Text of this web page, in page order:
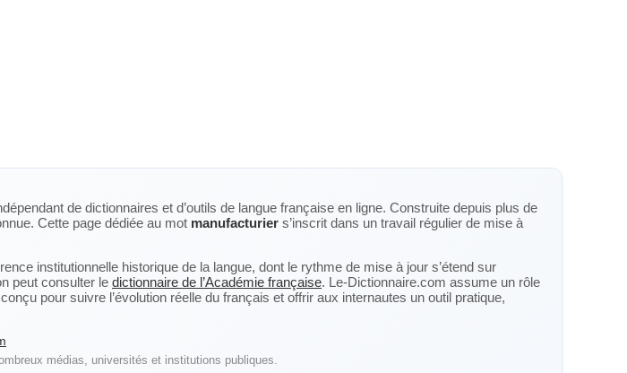
de dictionnaires et d’outils de langue française en ligne. Construite depuis plus de
Cette page dédiée au mot manufacturier s’inscrit dans un travail régulier de mise à
institutionnelle historique de la langue, dont le rythme de mise à jour s’étend sur
peut consulter le dictionnaire de l’Académie française. Le-Dictionnaire.com assume un rôle
pour suivre l’évolution réelle du français et offrir aux internautes un outil pratique,
médias, universités et institutions publiques.